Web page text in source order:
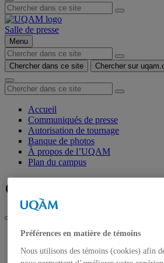
Salle de presse
Menu
Chercher dans ce site Chercher sur
Accueil
Communiqués de presse
Autorisation de tournage
Banque de photos
À propos de l’UQAM
Plan du campus
Facebook
UQAM
Des modèles mathématiques
Préférences en matière de témoins
Nous utilisons des témoins (cookies) afin